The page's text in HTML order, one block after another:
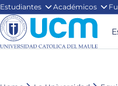
Estudiantes Académicos